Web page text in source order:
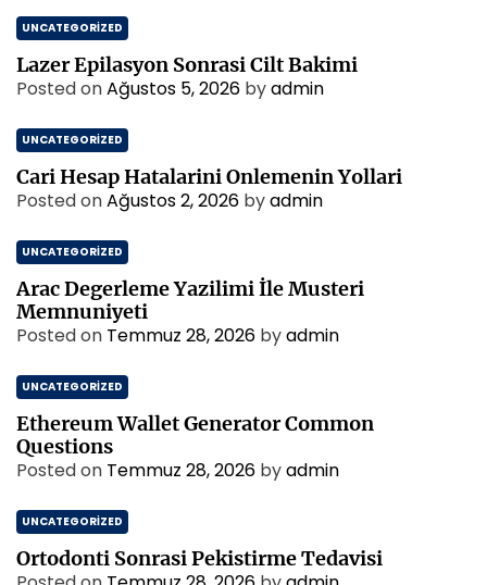
UNCATEGORIZED
Lazer Epilasyon Sonrasi Cilt Bakimi
Posted onAğustos 5, 2026 byadmin
UNCATEGORIZED
Cari Hesap Hatalarini Onlemenin Yollari
Posted onAğustos 2, 2026 byadmin
UNCATEGORIZED
Arac Degerleme Yazilimi İle Musteri
Memnuniyeti
Posted on Temmuz 28, 2026 byadmin
UNCATEGORIZED
Ethereum Wallet Generator Common
Questions
Posted on Temmuz 28, 2026 byadmin
UNCATEGORIZED
Ortodonti Sonrasi Pekistirme Tedavisi